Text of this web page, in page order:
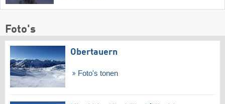
Foto's
Obertauern
Foto's tonen